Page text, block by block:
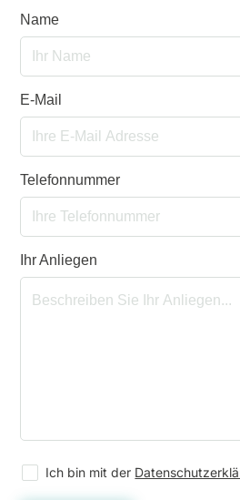
Name
E-Mail
Telefonnummer
Ihr Anliegen
Ich bin mit der